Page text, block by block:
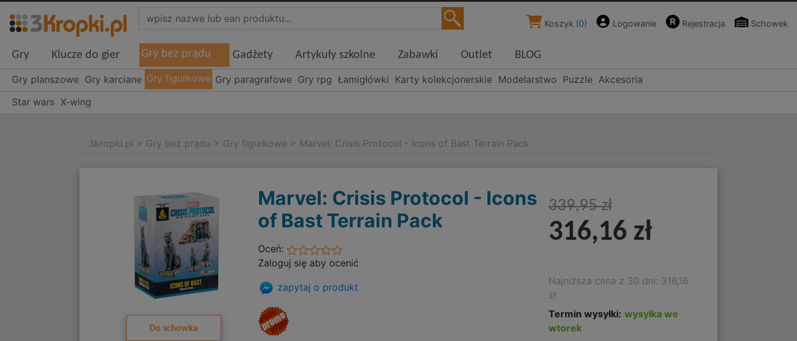
Koszyk (0) Logowanie Rejestracja Schowek
Gry Klucze do gier Gry bez prądu Gadżety Artykuły szkolne Zabawki Outlet BLOG
Gry planszowe Gry karciane Gry figurkowe Gry paragrafowe Gry rpg Łamigłówki Karty kolekcjonerskie Modelarstwo Puzzle Akcesoria
Star wars X-wing
3kropki.pl > Gry bez prądu > Gry figurkowe > Marvel: Crisis Protocol - Icons of Bast Terrain Pack
Do schowka
Marvel: Crisis Protocol - Icons
of Bast Terrain Pack
Oceń:
Zaloguj się aby ocenić
zapytaj o produkt
339,95 zł
316,16 zł
Najniższa cena z 30 dni: 316,16
zł
Termin wysyłki: wysyłka we
wtorek